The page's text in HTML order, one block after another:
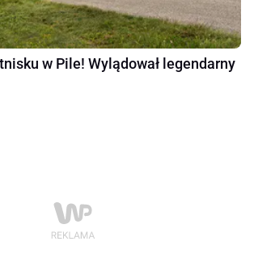
w Pile! Wylądował legendarny